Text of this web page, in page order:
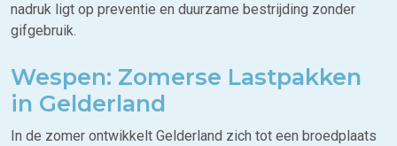
nadruk ligt op preventie en duurzame bestrijding zonder
gifgebruik.
Wespen: Zomerse Lastpakken
in Gelderland
In de zomer ontwikkelt Gelderland zich tot een broedplaats